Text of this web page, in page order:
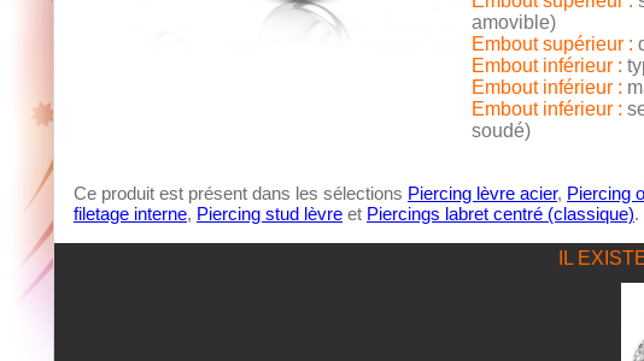
amovible)
Embout supérieur :
Embout inférieur :
Embout inférieur :
Embout inférieur :
soudé)
Ce produit est présent dans les sélections Piercing lèvre acier, Piercing
filetage interne, Piercing stud lèvre et Piercings labret centré (classique).
IL